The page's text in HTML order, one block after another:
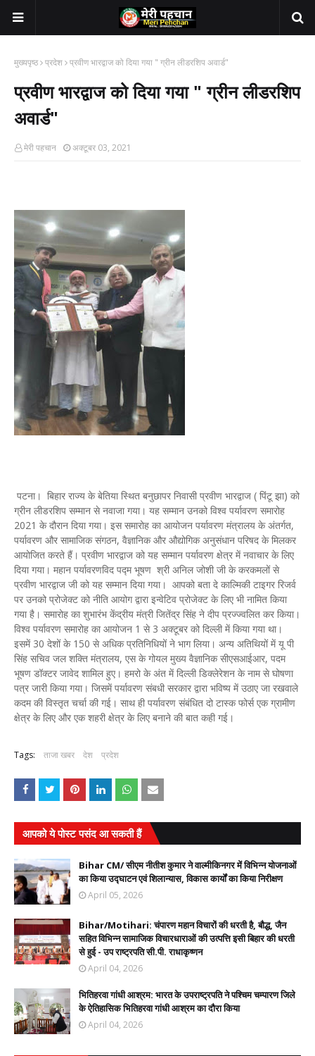
मुख्यपृष्ठ प्रदेश प्रवीण भारद्वाज को दिया गया " ग्रीन लीडरशिप अवार्ड"
प्रवीण भारद्वाज को दिया गया " ग्रीन लीडरशिप
अवार्ड"
मेरी पहचान अक्टूबर 03, 2021
पटना। बिहार राज्य के बेतिया स्थित बनुछापर निवासी प्रवीण भारद्वाज ( पिंटू झा) को
ग्रीन लीडरशिप सम्मान से नवाजा गया। यह सम्मान उनको विश्व पर्यावरण समारोह
2021 के दौरान दिया गया। इस समारोह का आयोजन पर्यावरण मंत्रालय के अंतर्गत,
पर्यावरण और सामाजिक संगठन, वैज्ञानिक और औद्योगिक अनुसंधान परिषद के मिलकर
आयोजित करते हैं। प्रवीण भारद्वाज को यह सम्मान पर्यावरण क्षेत्र में नवाचार के लिए
दिया गया। महान पर्यावरणविद पद्म भूषण श्री अनिल जोशी जी के करकमलों से
प्रवीण भारद्वाज जी को यह सम्मान दिया गया। आपको बता दे काल्मिकी टाइगर रिजर्व
पर उनको प्रोजेक्ट को नीति आयोग द्वारा इन्वेटिव प्रोजेक्ट के लिए भी नामित किया
गया है। समारोह का शुभारंभ केंद्रीय मंत्री जितेंद्र सिंह ने दीप प्रज्ज्वलित कर किया।
विश्व पर्यावरण समारोह का आयोजन 1 से 3 अक्टूबर को दिल्ली में किया गया था।
इसमें 30 देशों के 150 से अधिक प्रतिनिधियों ने भाग लिया। अन्य अतिथियों में यू पी
सिंह सचिव जल शक्ति मंत्रालय, एस के गोयल मुख्य वैज्ञानिक सीएसआईआर, पदम
भूषण डॉक्टर जावेद शामिल हुए। हमरो के अंत में दिल्ली डिक्लेरेशन के नाम से घोषणा
पत्र जारी किया गया। जिसमें पर्यावरण संबधी सरकार द्वारा भविष्य में उठाए जा रखवाले
कदम की विस्तृत चर्चा की गई। साथ ही पर्यावरण संबंधित दो टास्क फोर्स एक ग्रामीण
क्षेत्र के लिए और एक शहरी क्षेत्र के लिए बनाने की बात कही गई।
Tags: ताजा खबर देश प्रदेश
आपको ये पोस्ट पसंद आ सकती हैं
Bihar CM/ सीएम नीतीश कुमार ने वाल्मीकिनगर में विभिन्न योजनाओं
का किया उद्घाटन एवं शिलान्यास, विकास कार्यों का किया निरीक्षण
April 05, 2026
Bihar/Motihari: चंपारण महान विचारों की धरती है, बौद्ध, जैन
सहित विभिन्न सामाजिक विचारधाराओं की उत्पत्ति इसी बिहार की धरती
से हुई - उप राष्ट्रपति सी.पी. राधाकृष्णन
April 04, 2026
भितिहरवा गांधी आश्रम: भारत के उपराष्ट्रपति ने पश्चिम चम्पारण जिले
के ऐतिहासिक भितिहरवा गांधी आश्रम का दौरा किया
April 04, 2026